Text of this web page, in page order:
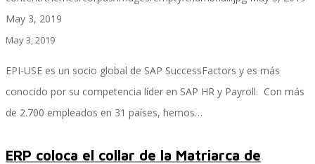
SAP Finanzas Mi Banca Solidaria
May 3, 2019
May 3, 2019
EPI-USE es un socio global de SAP SuccessFactors y es más
conocido por su competencia líder en SAP HR y Payroll. Con más
de 2.700 empleados en 31 países, hemos…
ERP coloca el collar de la Matriarca de